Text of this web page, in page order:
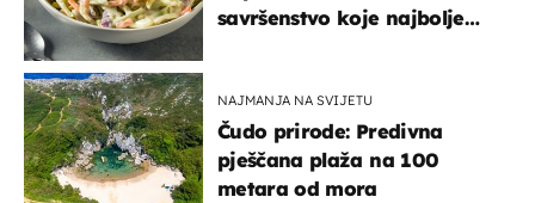
savršenstvo koje najbolje
NAJMANJA NA SVIJETU
Čudo prirode: Predivna
pješčana plaža na 100
metara od mora